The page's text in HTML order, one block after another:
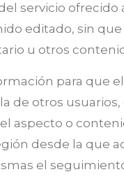
servicio ofrecido
editado, sin
u otros
para que el
de otros usuarios,
aspecto o
desde la que
el